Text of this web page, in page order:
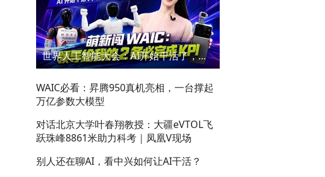
世界人工智能大会：AI开始干活了，但到底干的怎么样？萌新闯WAIC
WAIC必看：昇腾950真机亮相，一台撑起
万亿参数大模型
对话北京大学叶春翔教授：大疆eVTOL飞
跃珠峰8861米助力科考｜凤凰V现场
别人还在聊AI，看中兴如何让AI干活？